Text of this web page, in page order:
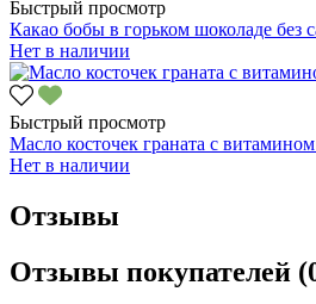
Быстрый просмотр
Какао бобы в горьком шоколаде без
Нет в наличии
Быстрый просмотр
Масло косточек граната с
Нет в наличии
Отзывы
Отзывы покупателей